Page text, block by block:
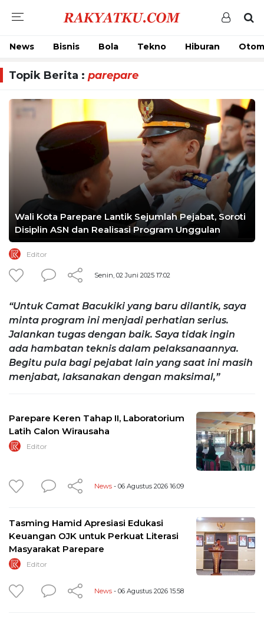
News Bisnis Bola Tekno Hiburan
Topik Berita : parepare
Wali Kota Parepare Lantik Sejumlah Pejabat, Soroti
Disiplin ASN dan Realisasi Program Unggulan
Editor
Senin, 02 Juni 2025 17:02
“Untuk Camat Bacukiki yang baru dilantik, saya
minta program ini menjadi perhatian serius.
Jalankan tugas dengan baik. Saya tidak ingin
ada hambatan teknis dalam pelaksanaannya.
Begitu pula bagi pejabat lain yang saat ini masih
menjabat, laksanakan dengan maksimal,”
Parepare Keren Tahap II, Laboratorium
Latih Calon Wirausaha
Editor
News - 06 Agustus 2026 16:09
Tasming Hamid Apresiasi Edukasi
Keuangan OJK untuk Perkuat Literasi
Masyarakat Parepare
Editor
News - 06 Agustus 2026 15:58